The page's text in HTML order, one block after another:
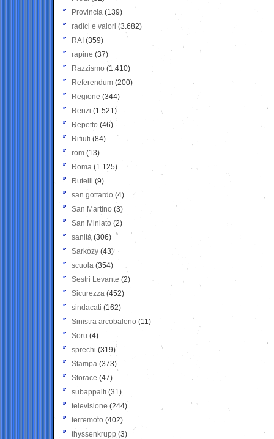
Provincia (139)
radici e valori (3.682)
RAI (359)
rapine (37)
Razzismo (1.410)
Referendum (200)
Regione (344)
Renzi (1.521)
Repetto (46)
Rifiuti (84)
rom (13)
Roma (1.125)
Rutelli (9)
san gottardo (4)
San Martino (3)
San Miniato (2)
sanità (306)
Sarkozy (43)
scuola (354)
Sestri Levante (2)
Sicurezza (452)
sindacati (162)
Sinistra arcobaleno (11)
Soru (4)
sprechi (319)
Stampa (373)
Storace (47)
subappalti (31)
televisione(244)
terremoto (402)
thyssenkrupp (3)